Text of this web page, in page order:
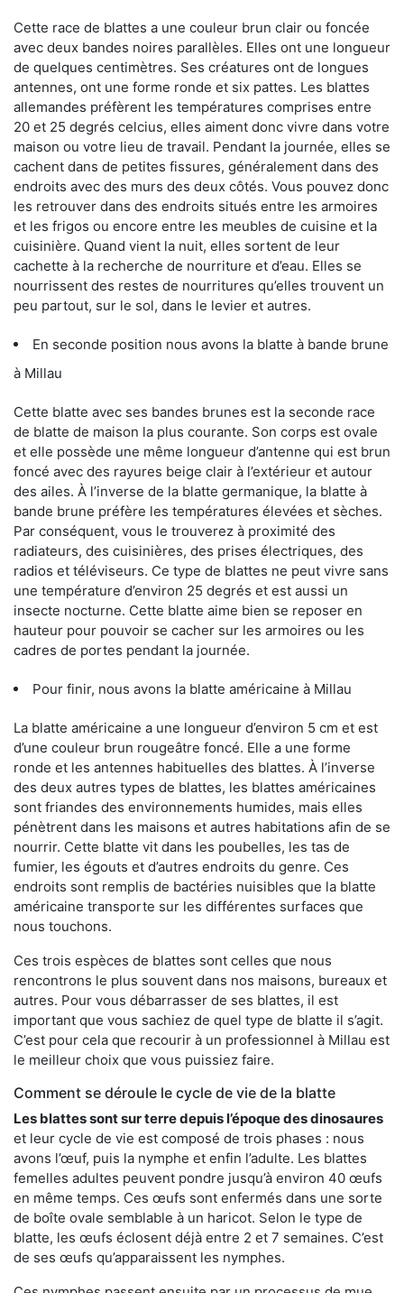
Cette race de blattes a une couleur brun clair ou foncée
avec deux bandes noires parallèles. Elles ont une longueur
de quelques centimètres. Ses créatures ont de longues
antennes, ont une forme ronde et six pattes. Les blattes
allemandes préfèrent les températures comprises entre
20 et 25 degrés celcius, elles aiment donc vivre dans votre
maison ou votre lieu de travail. Pendant la journée, elles se
cachent dans de petites fissures, généralement dans des
endroits avec des murs des deux côtés. Vous pouvez donc
les retrouver dans des endroits situés entre les armoires
et les frigos ou encore entre les meubles de cuisine et la
cuisinière. Quand vient la nuit, elles sortent de leur
cachette à la recherche de nourriture et d’eau. Elles se
nourrissent des restes de nourritures qu’elles trouvent un
peu partout, sur le sol, dans le levier et autres.
En seconde position nous avons la blatte à bande brune
à Millau
Cette blatte avec ses bandes brunes est la seconde race
de blatte de maison la plus courante. Son corps est ovale
et elle possède une même longueur d’antenne qui est brun
foncé avec des rayures beige clair à l’extérieur et autour
des ailes. À l’inverse de la blatte germanique, la blatte à
bande brune préfère les températures élevées et sèches.
Par conséquent, vous le trouverez à proximité des
radiateurs, des cuisinières, des prises électriques, des
radios et téléviseurs. Ce type de blattes ne peut vivre sans
une température d’environ 25 degrés et est aussi un
insecte nocturne. Cette blatte aime bien se reposer en
hauteur pour pouvoir se cacher sur les armoires ou les
cadres de portes pendant la journée.
Pour finir, nous avons la blatte américaine à Millau
La blatte américaine a une longueur d’environ 5 cm et est
d’une couleur brun rougeâtre foncé. Elle a une forme
ronde et les antennes habituelles des blattes. À l’inverse
des deux autres types de blattes, les blattes américaines
sont friandes des environnements humides, mais elles
pénètrent dans les maisons et autres habitations afin de se
nourrir. Cette blatte vit dans les poubelles, les tas de
fumier, les égouts et d’autres endroits du genre. Ces
endroits sont remplis de bactéries nuisibles que la blatte
américaine transporte sur les différentes surfaces que
nous touchons.
Ces trois espèces de blattes sont celles que nous
rencontrons le plus souvent dans nos maisons, bureaux et
autres. Pour vous débarrasser de ses blattes, il est
important que vous sachiez de quel type de blatte il s’agit.
C’est pour cela que recourir à un professionnel à Millau est
le meilleur choix que vous puissiez faire.
Comment se déroule le cycle de vie de la blatte
Les blattes sont sur terre depuis l’époque des dinosaures
et leur cycle de vie est composé de trois phases : nous
avons l’œuf, puis la nymphe et enfin l’adulte. Les blattes
femelles adultes peuvent pondre jusqu’à environ 40 œufs
en même temps. Ces œufs sont enfermés dans une sorte
de boîte ovale semblable à un haricot. Selon le type de
blatte, les œufs éclosent déjà entre 2 et 7 semaines. C’est
de ses œufs qu’apparaissent les nymphes.